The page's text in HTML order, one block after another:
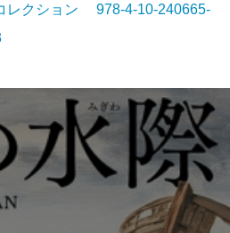
レクション 978-4-10-240665-